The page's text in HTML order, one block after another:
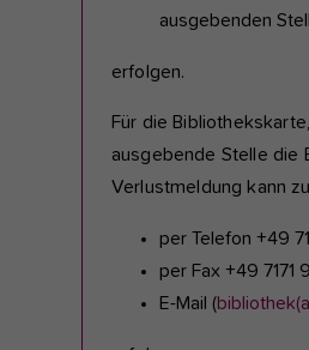
ausgebenden
erfolgen.
Für die
ausgebende Stelle die
Verlustmeldung kann
per Telefon +49
per Fax +49
E-Mail (